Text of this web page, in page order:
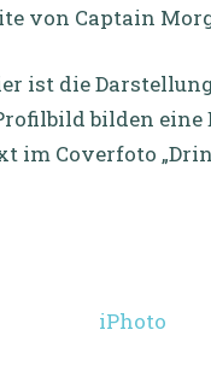
von Captain
ist die
bilden
im Coverfoto